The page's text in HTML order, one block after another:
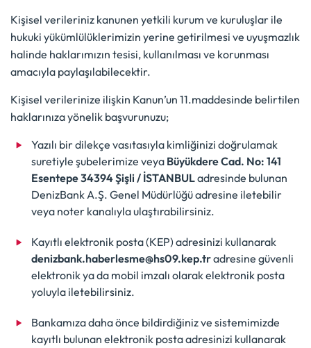
Kişisel verileriniz kanunen yetkili kurum ve kuruluşlar ile
hukuki yükümlülüklerimizin yerine getirilmesi ve uyuşmazlık
halinde haklarımızın tesisi, kullanılması ve korunması
amacıyla paylaşılabilecektir.
Kişisel verilerinize ilişkin Kanun’un 11.maddesinde belirtilen
haklarınıza yönelik başvurunuzu;
Yazılı bir dilekçe vasıtasıyla kimliğinizi doğrulamak
suretiyle şubelerimize veya Büyükdere Cad. No: 141
Esentepe 34394 Şişli / İSTANBULadresinde bulunan
DenizBank A.Ş. Genel Müdürlüğü adresine iletebilir
veya noter kanalıyla ulaştırabilirsiniz.
Kayıtlı elektronik posta (KEP) adresinizi kullanarak
denizbank.haberlesme@hs09.kep.tradresine güvenli
elektronik ya da mobil imzalı olarak elektronik posta
yoluyla iletebilirsiniz.
Bankamıza daha önce bildirdiğiniz ve sistemimizde
kayıtlı bulunan elektronik posta adresinizi kullanarak